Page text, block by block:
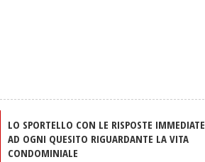
LO SPORTELLO CON LE RISPOSTE IMMEDIATE
AD OGNI QUESITO RIGUARDANTE LA VITA
CONDOMINIALE